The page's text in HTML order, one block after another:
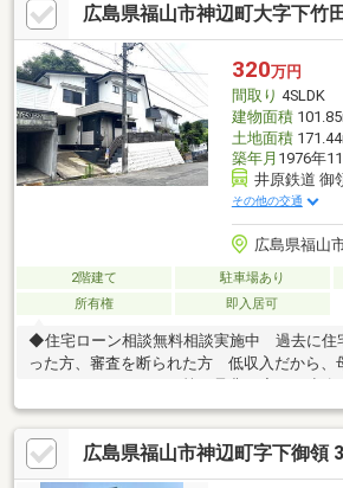
広島県福山市神辺町大字下竹
320万円
間取り 4SLDK
建物面積
土地面積
築年月 1976年
井原鉄道 御
その他の交通
広島県福山
2階建て 駐車場あり
所有権
即入居可
◆住宅ローン相談無料相談実施中 過去に住
った方、審査を断られた方 低収入だから、
ローンを通してきた実績があります。◆福山
くのの仲介物件を取り扱っております。 新築戸建てだけでな
く、中古戸建、中古マンション、売土地など
す♪ ＨＰにもたくさん掲載しております
広島県福山市神辺町字下御領